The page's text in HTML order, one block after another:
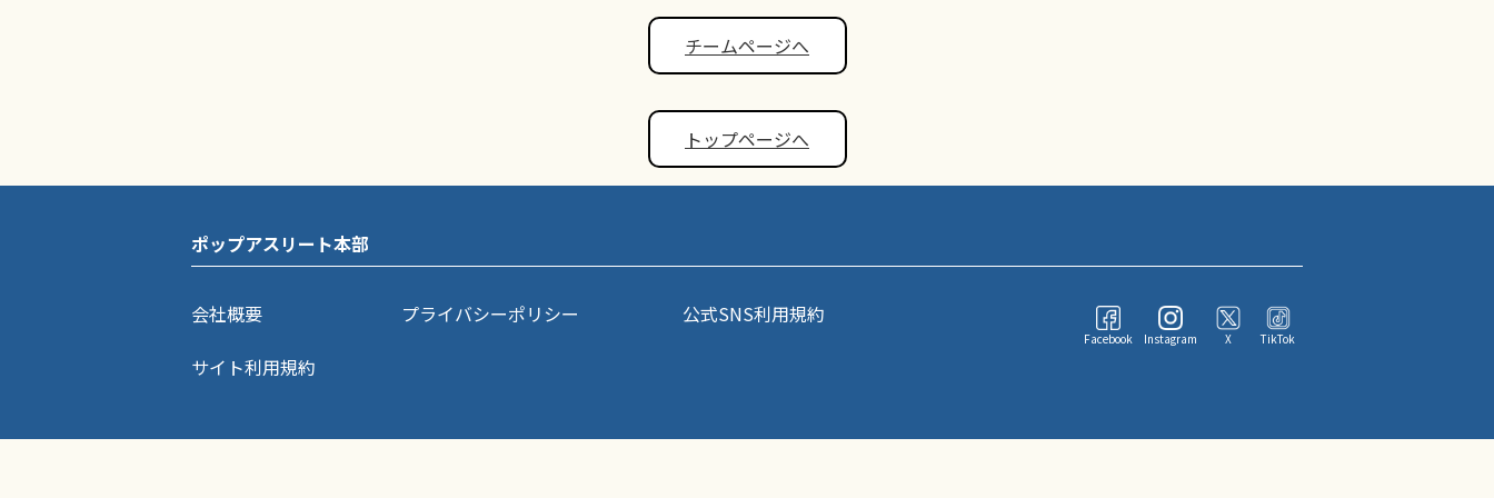
チームページへ
トップページへ
ポップアスリート本部
会社概要 プライバシーポリシー
公式SNS利用規約
サイト利用規約
Facebook Instagram X TikTok